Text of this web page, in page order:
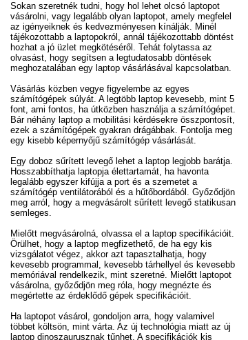
Sokan szeretnék tudni, hogy hol lehet olcsó laptopot
vásárolni, vagy legalább olyan laptopot, amely megfelel
az igényeiknek és kedvezményesen kínálják. Minél
tájékozottabb a laptopokról, annál tájékozottabb döntést
hozhat a jó üzlet megkötéséről. Tehát folytassa az
olvasást, hogy segítsen a legtudatosabb döntések
meghozatalában egy laptop vásárlásával kapcsolatban.
Vásárlás közben vegye figyelembe az egyes
számítógépek súlyát. A legtöbb laptop kevesebb, mint 5
font, ami fontos, ha útközben használja a számítógépet.
Bár néhány laptop a mobilitási kérdésekre összpontosít,
ezek a számítógépek gyakran drágábbak. Fontolja meg
egy kisebb képernyőjű számítógép vásárlását.
Egy doboz sűrített levegő lehet a laptop legjobb barátja.
Hosszabbíthatja laptopja élettartamát, ha havonta
legalább egyszer kifújja a port és a szemetet a
számítógép ventilátorából és a hűtőbordából. Győződjön
meg arról, hogy a megvásárolt sűrített levegő statikusan
semleges.
Mielőtt megvásárolná, olvassa el a laptop specifikációit.
Örülhet, hogy a laptop megfizethető, de ha egy kis
vizsgálatot végez, akkor azt tapasztalhatja, hogy
kevesebb programmal, kevesebb tárhellyel és kevesebb
memóriával rendelkezik, mint szeretné. Mielőtt laptopot
vásárolna, győződjön meg róla, hogy megnézte és
megértette az érdeklődő gépek specifikációit.
Ha laptopot vásárol, gondoljon arra, hogy valamivel
többet költsön, mint várta. Az új technológia miatt az új
laptop dinoszaurusznak tűnhet. A specifikációk kis